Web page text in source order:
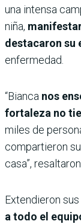
una intensa
niña,
destacaron su
enfermedad.
“Bianca nos
fortaleza no
miles de
compartieron
casa”,
Extendieron sus
a todo el